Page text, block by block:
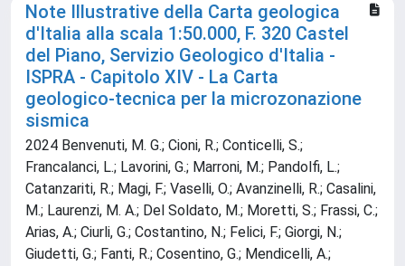
Note Illustrative della Carta geologica
d'Italia alla scala 1:50.000, F. 320 Castel
del Piano, Servizio Geologico d'Italia -
ISPRA - Capitolo XIV - La Carta
geologico-tecnica per la microzonazione
sismica
2024 Benvenuti, M. G.; Cioni, R.; Conticelli, S.;
Francalanci, L.; Lavorini, G.; Marroni, M.; Pandolfi, L.;
Catanzariti, R.; Magi, F.; Vaselli, O.; Avanzinelli, R.; Casalini,
M.; Laurenzi, M. A.; Del Soldato, M.; Moretti, S.; Frassi, C.;
Arias, A.; Ciurli, G.; Costantino, N.; Felici, F.; Giorgi, N.;
Giudetti, G.; Fanti, R.; Cosentino, G.; Mendicelli, A.;